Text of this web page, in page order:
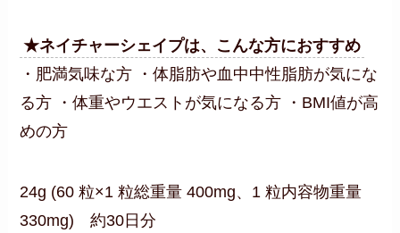
★ネイチャーシェイプは、こんな方におすすめ
・肥満気味な方 ・体脂肪や血中中性脂肪が気にな
る方 ・体重やウエストが気になる方 ・BMI値が高
めの方
24g (60 粒×1 粒総重量 400mg、1 粒内容物重量
330mg) 約30日分